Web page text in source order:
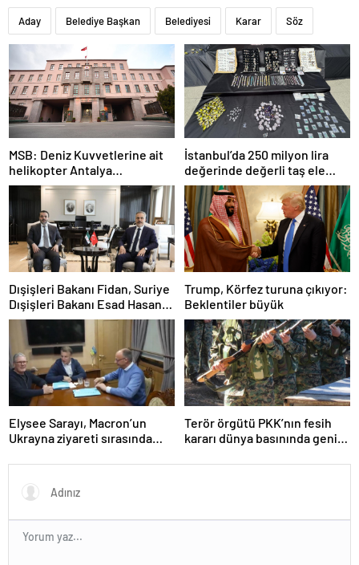
Aday Belediye Başkan Belediyesi Karar Söz
MSB: Deniz Kuvvetlerine ait
helikopter Antalya
açıklarında acil iniş yaptı
İstanbul’da 250 milyon lira
değerinde değerli taş ele
geçirildi
Dışişleri Bakanı Fidan, Suriye
Dışişleri Bakanı Esad Hasan
Şeybani ile görüştü
Trump, Körfez turuna çıkıyor:
Beklentiler büyük
Elysee Sarayı, Macron’un
Ukrayna ziyareti sırasında
iddiasını yalanladı
Terör örgütü PKK’nın fesih
kararı dünya basınında geniş